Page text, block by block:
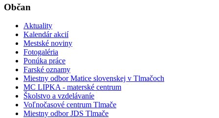
Občan
Aktuality
Kalendár akcií
Mestské noviny
Fotogaléria
Ponúka práce
Farské oznamy
Miestny odbor Matice slovenskej v Tlmačoch
MC LIPKA - materské centrum
Školstvo a vzdelávaníe
Voľnočasové centrum Tlmače
Miestny odbor JDS Tlmače